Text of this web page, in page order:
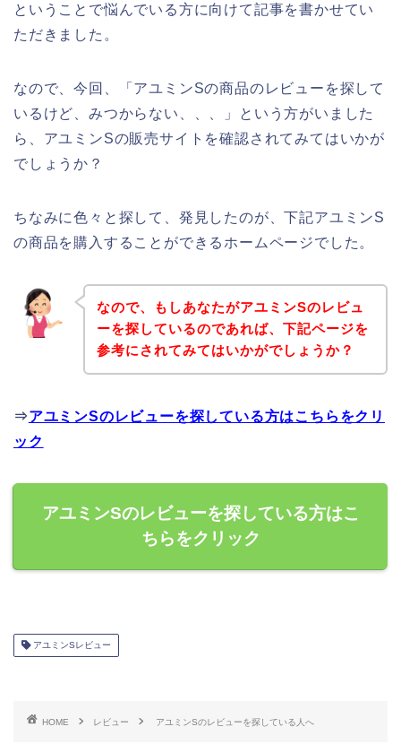
ということで悩んでいる方に向けて記事を書かせてい
ただきました。
なので、今回、「アユミンSの商品のレビューを探して
いるけど、みつからない、、、」という方がいました
ら、アユミンSの販売サイトを確認されてみてはいかが
でしょうか？
ちなみに色々と探して、発見したのが、下記アユミンS
の商品を購入することができるホームページでした。
なので、もしあなたがアユミンSのレビュ
ーを探しているのであれば、下記ページを
参考にされてみてはいかがでしょうか？
⇒アユミンSのレビューを探している方はこちらをクリ
ック
アユミンSのレビューを探している方はこ
ちらをクリック
アユミンSレビュー
HOME レビュー アユミンSのレビューを探している人へ